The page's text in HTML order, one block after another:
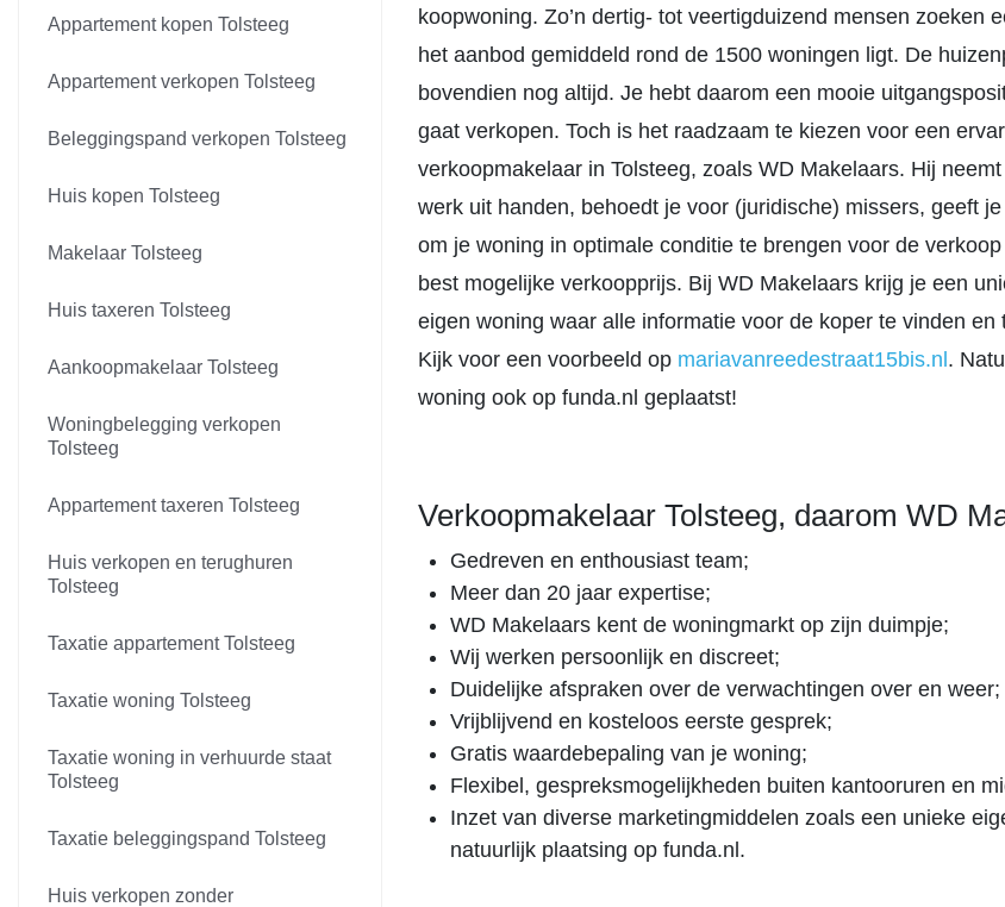
Appartement kopen Tolsteeg
Appartement verkopen Tolsteeg
Beleggingspand verkopen Tolsteeg
Huis kopen Tolsteeg
Makelaar Tolsteeg
Huis taxeren Tolsteeg
Aankoopmakelaar Tolsteeg
Woningbelegging verkopen
Tolsteeg
Appartement taxeren Tolsteeg
Huis verkopen en terughuren
Tolsteeg
Taxatie appartement Tolsteeg
Taxatie woning Tolsteeg
Taxatie woning in verhuurde staat
Tolsteeg
Taxatie beleggingspand Tolsteeg
Huis verkopen zonder
koopwoning. Zo’n dertig- tot veertigduizend mensen zoeken
het aanbod gemiddeld rond de 1500 woningen ligt. De
bovendien nog altijd. Je hebt daarom een mooie
gaat verkopen. Toch is het raadzaam te kiezen voor een
verkoopmakelaar in Tolsteeg, zoals WD Makelaars. Hij
werk uit handen, behoedt je voor (juridische) missers, geeft
om je woning in optimale conditie te brengen voor de
best mogelijke verkoopprijs. Bij WD Makelaars krijg je een
eigen woning waar alle informatie voor de koper te vinden en
Kijk voor een voorbeeld op mariavanreedestraat15bis.nl .
woning ook op funda.nl geplaatst!
Verkoopmakelaar Tolsteeg, daarom WD
Gedreven en enthousiast team;
Meer dan 20 jaar expertise;
WD Makelaars kent de woningmarkt op zijn duimpje;
Wij werken persoonlijk en discreet;
Duidelijke afspraken over de verwachtingen over en weer;
Vrijblijvend en kosteloos eerste gesprek;
Gratis waardebepaling van je woning;
Flexibel, gespreksmogelijkheden buiten kantooruren en
Inzet van diverse marketingmiddelen zoals een unieke
natuurlijk plaatsing op funda.nl.